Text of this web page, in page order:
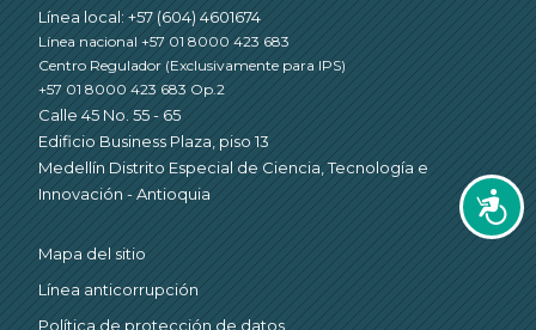
Línea local: +57 (604) 4601674
Línea nacional +57 01 8000 423 683
Centro Regulador (Exclusivamente para IPS)
+57 01 8000 423 683 Op.2
Calle 45 No. 55 - 65
Edificio Business Plaza, piso 13
Medellín Distrito Especial de Ciencia, Tecnología e
Innovación - Antioquia
Mapa del sitio
Línea anticorrupción
Política de protección de datos